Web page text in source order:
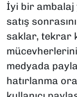
İyi bir ambalaj
satış
saklar, tekrar
medyada
hatırlanma